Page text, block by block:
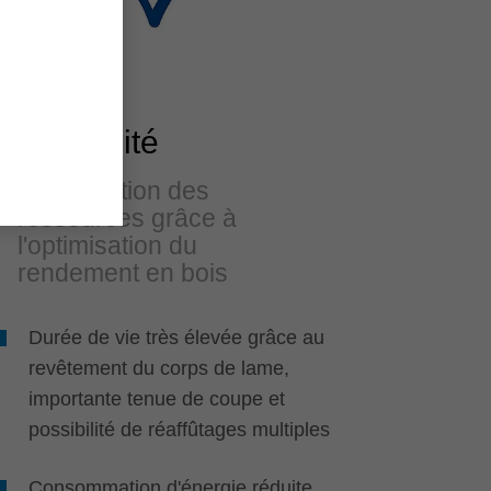
Durabilité
Préservation des
ressources grâce à
l'optimisation du
rendement en bois
Durée de vie très élevée grâce au
revêtement du corps de lame,
importante tenue de coupe et
possibilité de réaffûtages multiples